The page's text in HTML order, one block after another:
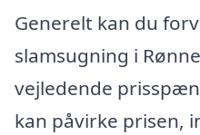
Generelt kan du
slamsugning i
vejledende
kan påvirke prisen,